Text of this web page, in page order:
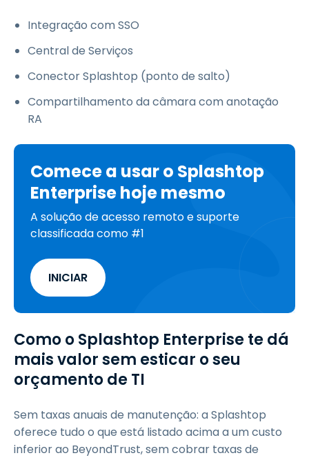
Integração com SSO
Central de Serviços
Conector Splashtop (ponto de salto)
Compartilhamento da câmara com anotação
RA
Comece a usar o Splashtop
Enterprise hoje mesmo
A solução de acesso remoto e suporte
classificada como #1
INICIAR
Como o Splashtop Enterprise te dá
mais valor sem esticar o seu
orçamento de TI
Sem taxas anuais de manutenção: a Splashtop
oferece tudo o que está listado acima a um custo
inferior ao BeyondTrust, sem cobrar taxas de